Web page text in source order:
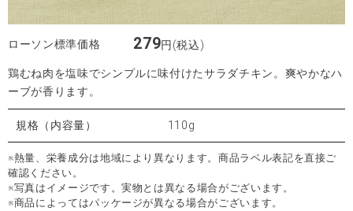
ローソン標準価格 279円(税込)
鶏むね肉を塩味でシンプルに味付けたサラダチキン。爽やかなハ
ーブが香ります。
規格（内容量） 110g
※熱量、栄養成分は地域により異なります。商品ラベル表記を直接ご
確認ください。
※写真はイメージです。実物とは異なる場合がございます。
※商品によってはパッケージが異なる場合がございます。